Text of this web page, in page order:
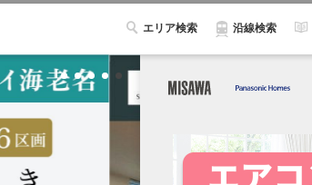
エリア検索 沿線検索